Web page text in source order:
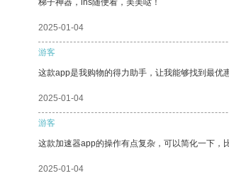
梯子神器，ins随便看，美美哒！
2025-01-04
游客
这款app是我购物的得力助手，让我能够找到最优
2025-01-04
游客
这款加速器app的操作有点复杂，可以简化一下，
2025-01-04